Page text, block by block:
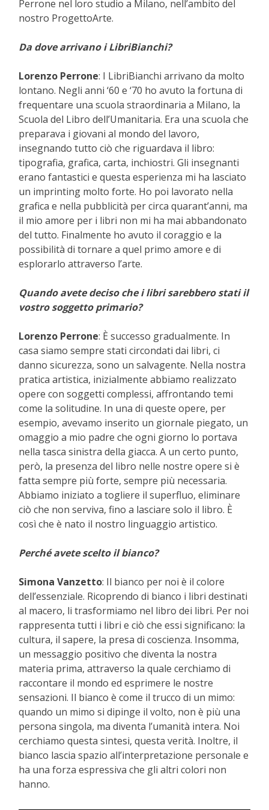
Perrone nel loro studio a Milano, nell’ambito del
nostro ProgettoArte.
Da dove arrivano i LibriBianchi?
Lorenzo Perrone: I LibriBianchi arrivano da molto
lontano. Negli anni ‘60 e ‘70 ho avuto la fortuna di
frequentare una scuola straordinaria a Milano, la
Scuola del Libro dell’Umanitaria. Era una scuola che
preparava i giovani al mondo del lavoro,
insegnando tutto ciò che riguardava il libro:
tipografia, grafica, carta, inchiostri. Gli insegnanti
erano fantastici e questa esperienza mi ha lasciato
un imprinting molto forte. Ho poi lavorato nella
grafica e nella pubblicità per circa quarant’anni, ma
il mio amore per i libri non mi ha mai abbandonato
del tutto. Finalmente ho avuto il coraggio e la
possibilità di tornare a quel primo amore e di
esplorarlo attraverso l’arte.
Quando avete deciso che i libri sarebbero stati il
vostro soggetto primario?
Lorenzo Perrone: È successo gradualmente. In
casa siamo sempre stati circondati dai libri, ci
danno sicurezza, sono un salvagente. Nella nostra
pratica artistica, inizialmente abbiamo realizzato
opere con soggetti complessi, affrontando temi
come la solitudine. In una di queste opere, per
esempio, avevamo inserito un giornale piegato, un
omaggio a mio padre che ogni giorno lo portava
nella tasca sinistra della giacca. A un certo punto,
però, la presenza del libro nelle nostre opere si è
fatta sempre più forte, sempre più necessaria.
Abbiamo iniziato a togliere il superfluo, eliminare
ciò che non serviva, fino a lasciare solo il libro. È
così che è nato il nostro linguaggio artistico.
Perché avete scelto il bianco?
Simona Vanzetto: Il bianco per noi è il colore
dell’essenziale. Ricoprendo di bianco i libri destinati
al macero, li trasformiamo nel libro dei libri. Per noi
rappresenta tutti i libri e ciò che essi significano: la
cultura, il sapere, la presa di coscienza. Insomma,
un messaggio positivo che diventa la nostra
materia prima, attraverso la quale cerchiamo di
raccontare il mondo ed esprimere le nostre
sensazioni. Il bianco è come il trucco di un mimo:
quando un mimo si dipinge il volto, non è più una
persona singola, ma diventa l’umanità intera. Noi
cerchiamo questa sintesi, questa verità. Inoltre, il
bianco lascia spazio all’interpretazione personale e
ha una forza espressiva che gli altri colori non
hanno.